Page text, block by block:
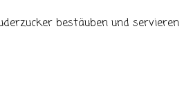
bestäuben und servieren